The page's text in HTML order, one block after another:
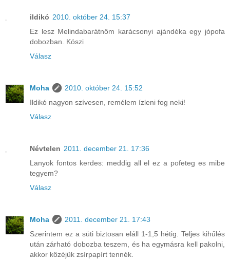
ildikó 2010. október 24. 15:37
Ez lesz Melindabarátnőm karácsonyi ajándéka egy jópofa
dobozban. Köszi
Válasz
Moha
2010. október 24. 15:52
Ildikó nagyon szívesen, remélem ízleni fog neki!
Válasz
Névtelen 2011. december 21. 17:36
Lanyok fontos kerdes: meddig all el ez a pofeteg es mibe
tegyem?
Válasz
Moha
2011. december 21. 17:43
Szerintem ez a süti biztosan eláll 1-1,5 hétig. Teljes kihűlés
után zárható dobozba teszem, és ha egymásra kell pakolni,
akkor közéjük zsírpapírt tennék.